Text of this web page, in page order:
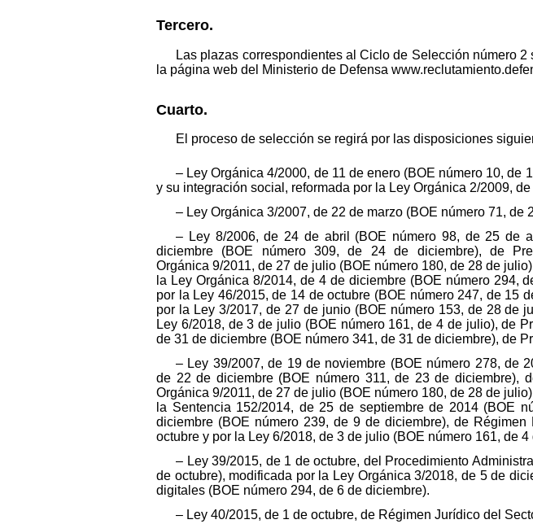
Tercero.
Las plazas correspondientes al Ciclo de Selección número
la página web del Ministerio de Defensa
Cuarto.
El proceso de selección se regirá por las disposiciones
– Ley Orgánica 4/2000, de 11 de enero (BOE número 10,
y su integración social, reformada por la Ley Orgánica 2/2009,
– Ley Orgánica 3/2007, de 22 de marzo (BOE número 71,
– Ley 8/2006, de 24 de abril (BOE número 98, de 25 de
diciembre (BOE número 309, de 24 de diciembre), de
Orgánica 9/2011, de 27 de julio (BOE número 180, de 28 de
la Ley Orgánica 8/2014, de 4 de diciembre (BOE número 294,
por la Ley 46/2015, de 14 de octubre (BOE número 247, de 15
por la Ley 3/2017, de 27 de junio (BOE número 153, de 28 de
Ley 6/2018, de 3 de julio (BOE número 161, de 4 de julio), de
de 31 de diciembre (BOE número 341, de 31 de diciembre), de
– Ley 39/2007, de 19 de noviembre (BOE número 278, de
de 22 de diciembre (BOE número 311, de 23 de diciembre),
Orgánica 9/2011, de 27 de julio (BOE número 180, de 28 de
la Sentencia 152/2014, de 25 de septiembre de 2014 (BOE
diciembre (BOE número 239, de 9 de diciembre), de
octubre y por la Ley 6/2018, de 3 de julio (BOE número 161, de
– Ley 39/2015, de 1 de octubre, del Procedimiento
de octubre), modificada por la Ley Orgánica 3/2018, de 5 de
digitales (BOE número 294, de 6 de diciembre).
– Ley 40/2015, de 1 de octubre, de Régimen Jurídico del